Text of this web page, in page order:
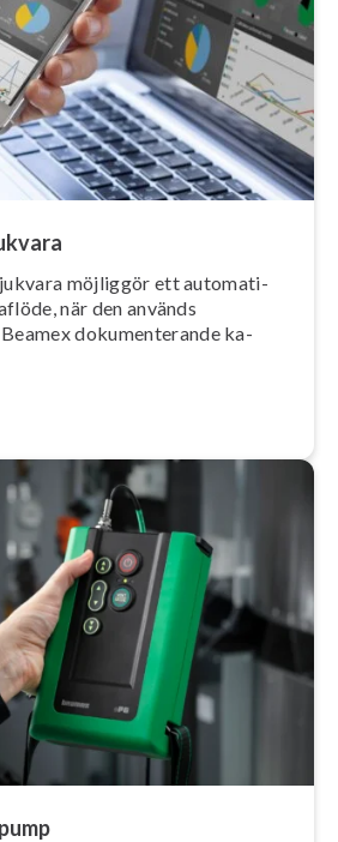
möjliggör ett au­to­ma­ti­
när den används
do­ku­men­te­ran­de ka­